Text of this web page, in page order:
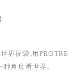
界福袋,用PROTRE
种角度看世界。